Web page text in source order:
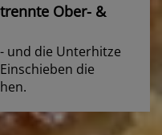
Ober- &
und die Unterhitze
die